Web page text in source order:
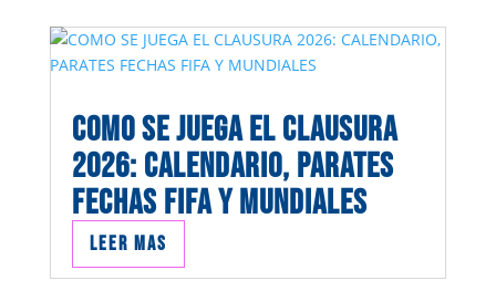
COMO SE JUEGA EL CLAUSURA
2026: CALENDARIO, PARATES
FECHAS FIFA Y MUNDIALES
Leer mas